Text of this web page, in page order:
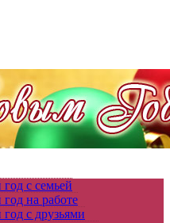
с семьей
на работе
с друзьями